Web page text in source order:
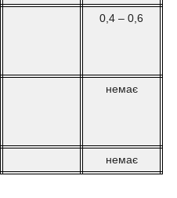
0,4 – 0,6
немає
немає